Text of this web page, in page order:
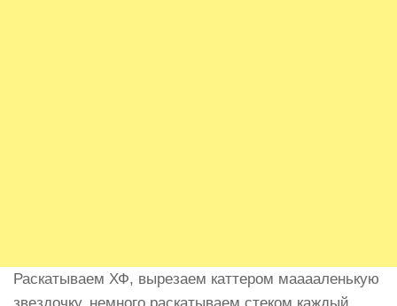
Раскатываем ХФ, вырезаем каттером мааааленькую